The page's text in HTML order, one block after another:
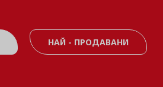
НАЙ - ПРОДАВАНИ